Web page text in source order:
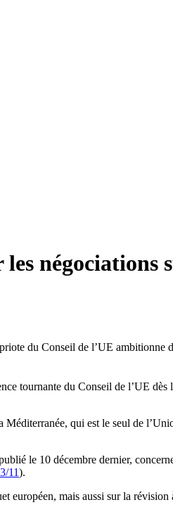
négociations
du Conseil de l’UE ambitionne
tournante du Conseil de l’UE dès
qui est le seul de
le 10 décembre dernier,
11).
européen, mais aussi sur la